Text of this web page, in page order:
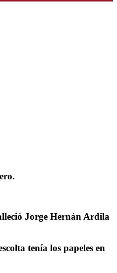
Jorge Hernán Ardila
tenía los papeles en